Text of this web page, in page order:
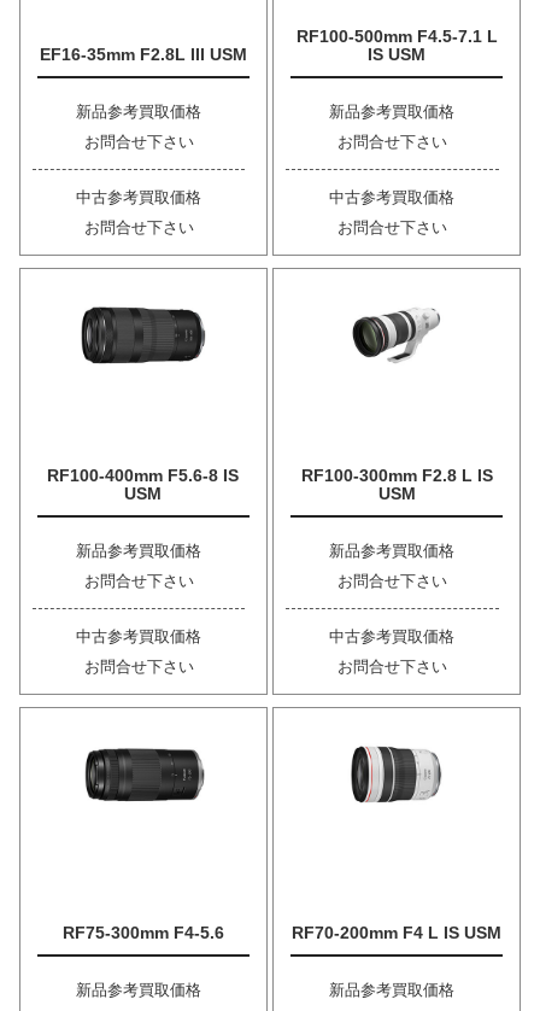
EF16-35mm F2.8L III USM
新品参考買取価格
お問合せ下さい
中古参考買取価格
お問合せ下さい
RF100-500mm F4.5-7.1 L
IS USM
新品参考買取価格
お問合せ下さい
中古参考買取価格
お問合せ下さい
RF100-400mm F5.6-8 IS
USM
新品参考買取価格
お問合せ下さい
中古参考買取価格
お問合せ下さい
RF100-300mm F2.8 L IS
USM
新品参考買取価格
お問合せ下さい
中古参考買取価格
お問合せ下さい
RF75-300mm F4-5.6
新品参考買取価格
RF70-200mm F4 L IS USM
新品参考買取価格